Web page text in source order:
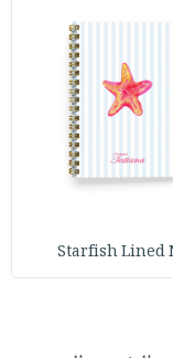
Starfish Lined